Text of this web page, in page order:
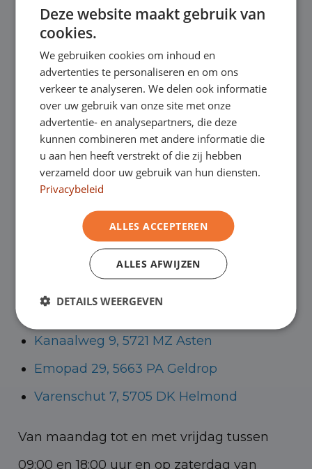
Gratis thuisbezorgd bij online aankoop
Onze showrooms
Je bent van harte welkom in een van onze
showrooms om de occasions te bekijken –
en natuurlijk voor een lekkere kop koffie!
kunt in Asten terecht voor onze
bedrijfswagens en in Oss, Geldrop en
Helmond voor zowel personenauto’s als
bedrijfswagens.
Kanaalweg 9, 5721 MZ Asten
Emopad 29, 5663 PA Geldrop
Varenschut 7, 5705 DK Helmond
Van maandag tot en met vrijdag tussen
09:00 en 18:00 uur en op zaterdag van
ENGLISH
Deze website maakt gebruik van
cookies.
We gebruiken cookies om inhoud en
advertenties te personaliseren en om ons
verkeer te analyseren. We delen ook informatie
over uw gebruik van onze site met onze
advertentie- en analysepartners, die deze
kunnen combineren met andere informatie die
u aan hen heeft verstrekt of die zij hebben
verzameld door uw gebruik van hun diensten.
Privacybeleid
ALLES ACCEPTEREN
ALLES AFWIJZEN
DETAILS WEERGEVEN